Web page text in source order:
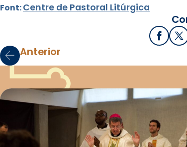
Font:Centre de Pastoral Litúrgica
X
Anterior